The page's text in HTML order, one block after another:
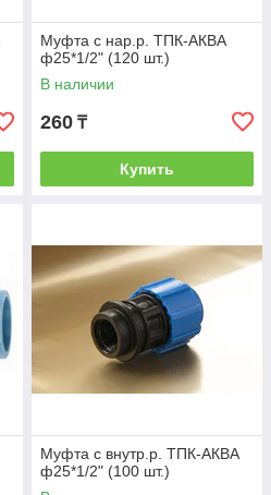
Муфта с нар.р. ТПК-АКВА
ф25*1/2" (120 шт.)
В наличии
260 ₸
Купить
Муфта с внутр.р. ТПК-АКВА
ф25*1/2" (100 шт.)